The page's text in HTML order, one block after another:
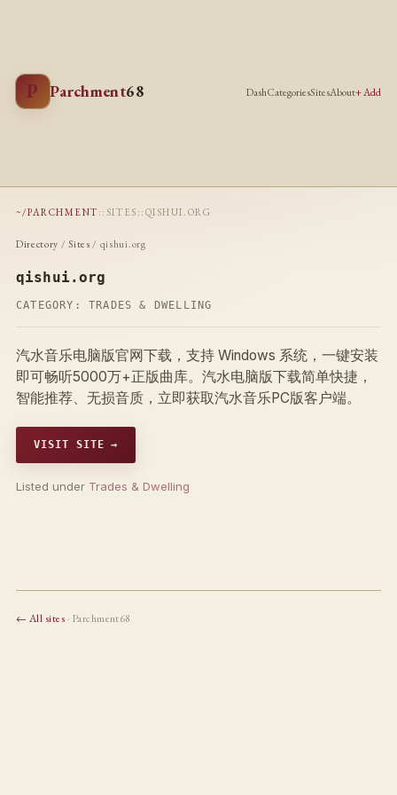
P Parchment68 DashCategoriesSitesAbout+ Add
~/PARCHMENT :: SITES :: QISHUI.ORG
Directory /Sites / qishui.org
qishui.org
CATEGORY: TRADES & DWELLING
汽水音乐电脑版官网下载，支持 Windows 系统，一键安装
即可畅听5000万+正版曲库。汽水电脑版下载简单快捷，
智能推荐、无损音质，立即获取汽水音乐PC版客户端。
VISIT SITE →
Listed under Trades & Dwelling
← All sites· Parchment68